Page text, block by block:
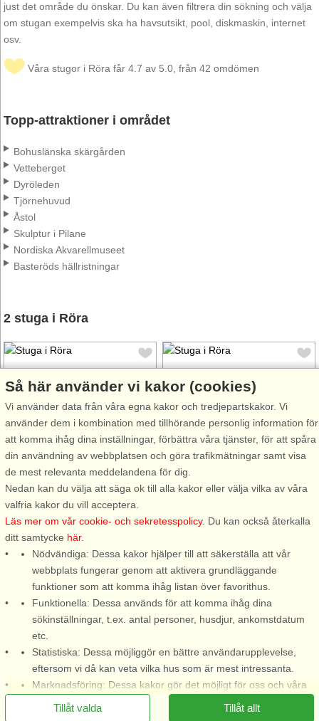
just det område du önskar. Du kan även filtrera din sökning och välja
om stugan exempelvis ska ha havsutsikt, pool, diskmaskin, internet
osv.
Våra stugor i Röra får 4.7 av 5.0, från 42 omdömen
Topp-attraktioner i området
Bohuslänska skärgården
Vetteberget
Dyröleden
Tjörnehuvud
Åstol
Skulptur i Pilane
Nordiska Akvarellmuseet
Basteröds hällristningar
2 stuga i Röra
Stugnr: 43251
Röra
5 personer, 36 m²
400 m till sjö/hav:.
Nybyggd fräsch stuga med
havsnära och rofyllt läge på
norra Tjörn. Här bor ni
Husebergs lugna stugområde
med natursköna omgivningar
där havet skymtar mellan
träden på våren. Stugan är
smakfullt inredd ...
från 2.786 SEK
Stugnr: 4571
Röra
10 personer, 240 m²
150 m till sjö/hav:.
god standard och underbar
Klövedal på norra Tjörn. Ett
fantastiskt hus att sitta och
njuta av den hänförande
utsikten där ni kan följa havets
skiftningar ...
från 14.832 SEK
Så här använder vi kakor (cookies)
Vi använder data från våra egna kakor och tredjepartskakor. Vi
använder dem i kombination med tillhörande personlig information för
att komma ihåg dina inställningar, förbättra våra tjänster, för att spåra
din användning av webbplatsen och göra trafikmätningar samt visa
de mest relevanta meddelandena för dig.
Nedan kan du välja att säga ok till alla kakor eller välja vilka av våra
valfria kakor du vill acceptera.
Läs mer om vår cookie- och sekretesspolicy. Du kan också återkalla
ditt samtycke här.
Nödvändiga: Dessa kakor hjälper till att säkerställa att vår
webbplats fungerar genom att aktivera grundläggande
funktioner som att komma ihåg listan över favorithus.
Funktionella: Dessa används för att komma ihåg dina
sökinställningar, t.ex. antal personer, husdjur, ankomstdatum
etc.
Statistiska: Dessa möjliggör en bättre användarupplevelse,
eftersom vi då kan veta vilka hus som är mest intressanta.
Marknadsföring: Dessa kakor gör det möjligt för oss och våra
partners att leverera det mest relevanta innehållet till dig.
Tillåt allt
Tillåt valda